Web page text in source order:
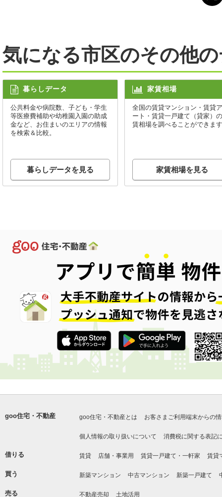
気になる市区のその他
暮らしデータ
公共料金や病院数、子ども・学生
等医療費補助や幼稚園入園の助成
金など、お住まいのエリアの情報
を検索＆比較。
暮らしデータを見る
家賃相場
全国の賃貸マンション・賃貸
ート・賃貸一戸建て（貸家）
賃相場を調べることができま
家賃相場を見る
goo住宅・不動産 goo住宅・不動産とは お客さまご利用端末からの
個人情報の取り扱いについて 消費税に関する表記
借りる 賃貸 店舗・事業用 賃貸一戸建て・一軒家 賃貸
買う 新築マンション 中古マンション 新築一戸建て
売る 不動産売却 土地活用